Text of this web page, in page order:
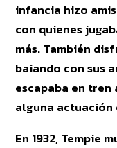
infancia hizo
con quienes
más. También
baiando con sus
escapaba en tren
alguna
En 1932, Tempie